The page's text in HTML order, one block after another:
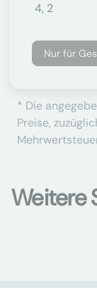
4, 2
Nur für
* Die
Preise,
Weitere